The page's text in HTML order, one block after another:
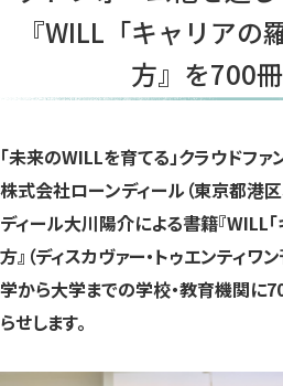
『WILL「キャリアの
方』を700
「未来のWILLを育てる」クラウドフ
株式会社ローンディール（東京都港区
ディール大川陽介による書籍『WILL
方』（ディスカヴァー・トゥエンティワ
学から大学までの学校・教育機関に
らせします。